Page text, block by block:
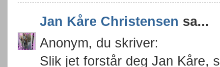
Jan Kåre Christensen sa...
Anonym, du skriver:
Slik jet forstår deg Jan Kåre,